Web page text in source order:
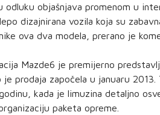
odluku objašnjava promenom u
dizajnirana vozila koja su
ova dva modela, prerano je
Mazde6 je premijerno
prodaja započela u januaru
kada je limuzina detaljno
paketa opreme.